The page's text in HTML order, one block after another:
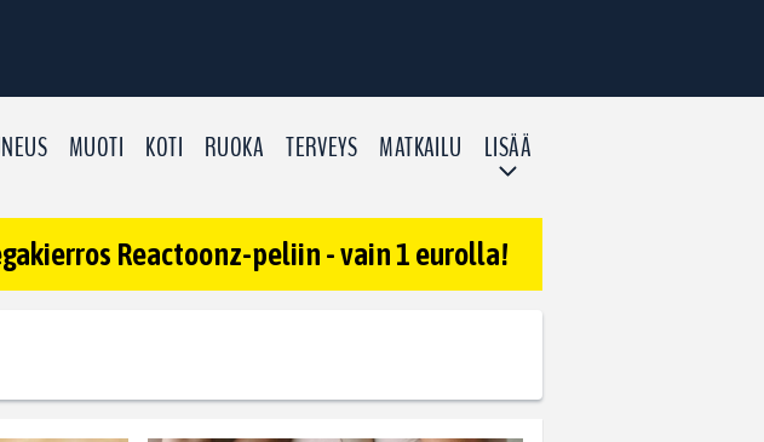
MUOTI KOTI RUOKA TERVEYS MATKAILU LISÄÄ
Reactoonz-peliin - vain 1 eurolla!